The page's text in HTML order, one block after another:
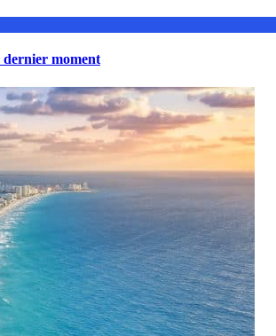
dernier moment